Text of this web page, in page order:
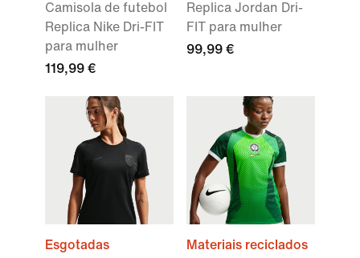
Camisola de futebol
Replica Nike Dri-FIT
para mulher
119,99 €
Replica Jordan Dri-
FIT para mulher
99,99 €
Esgotadas
Materiais reciclados